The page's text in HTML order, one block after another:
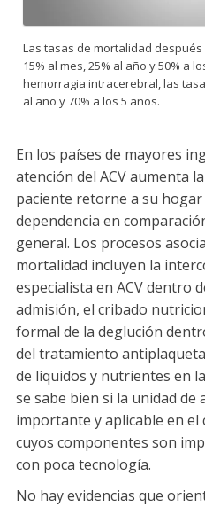
Las tasas de mortalidad después
15% al mes, 25% al año y 50% a
hemorragia intracerebral, las
al año y 70% a los 5 años.
En los países de mayores
atención del ACV aumenta
paciente retorne a su
dependencia en
general. Los procesos
mortalidad incluyen la
especialista en ACV dentro
admisión, el cribado
formal de la deglución
del tratamiento
de líquidos y nutrientes en
se sabe bien si la unidad de
importante y aplicable en el
cuyos componentes son
con poca tecnología.
No hay evidencias que